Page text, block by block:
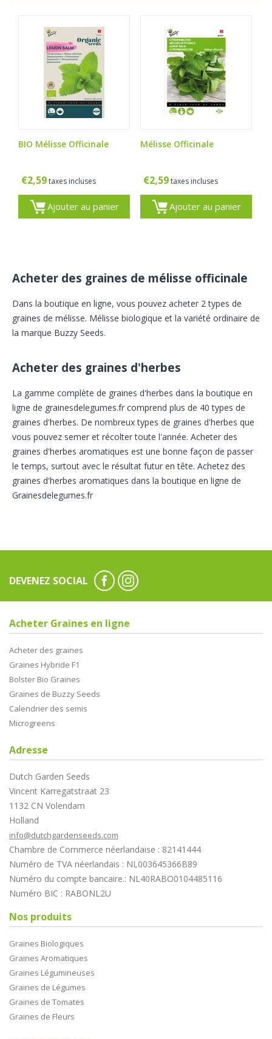
BIO Mélisse Officinale
€2,59taxes incluses
Ajouter au panier
Mélisse Officinale
€2,59 taxes incluses
Ajouter au panier
Acheter des graines de mélisse officinale
Dans la boutique en ligne, vous pouvez acheter 2 types de
graines de mélisse. Mélisse biologique et la variété ordinaire de
la marque Buzzy Seeds.
Acheter des graines d'herbes
La gamme complète de graines d'herbes dans la boutique en
ligne de grainesdelegumes.fr comprend plus de 40 types de
graines d'herbes. De nombreux types de graines d'herbes que
vous pouvez semer et récolter toute l'année. Acheter des
graines d'herbes aromatiques est une bonne façon de passer
le temps, surtout avec le résultat futur en tête. Achetez des
graines d'herbes aromatiques dans la boutique en ligne de
Grainesdelegumes.fr
DEVENEZ SOCIAL
Acheter Graines en ligne
Acheter des graines
Graines Hybride F1
Bolster Bio Graines
Graines de Buzzy Seeds
Calendrier des semis
Microgreens
Adresse
Dutch Garden Seeds
Vincent Karregatstraat 23
1132 CN Volendam
Holland
info@dutchgardenseeds.com
Chambre de Commerce néerlandaise : 82141444
Numéro de TVA néerlandais : NL003645366B89
Numéro du compte bancaire.: NL40RABO0104485116
Numéro BIC : RABONL2U
Nos produits
Graines Biologiques
Graines Aromatiques
Graines Légumineuses
Graines de Légumes
Graines de Tomates
Graines de Fleurs